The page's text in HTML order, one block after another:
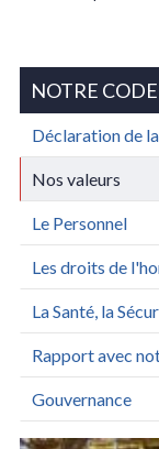
NOTRE
Déclaration de
Nos valeurs
Le Personnel
Les droits de
La Santé, la
Rapport avec
Gouvernance